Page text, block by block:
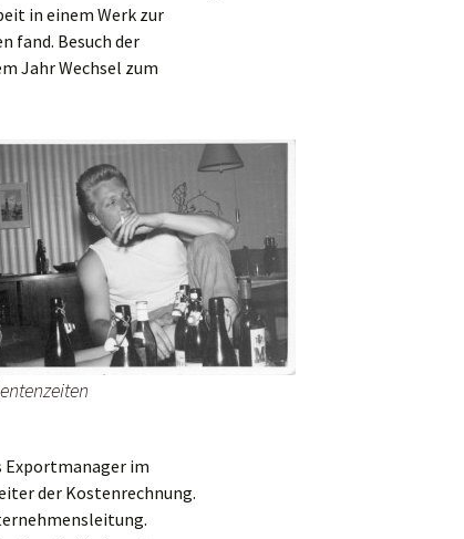
in einem Werk zur
fand. Besuch der
Jahr Wechsel zum
Exportmanager im
der Kostenrechnung.